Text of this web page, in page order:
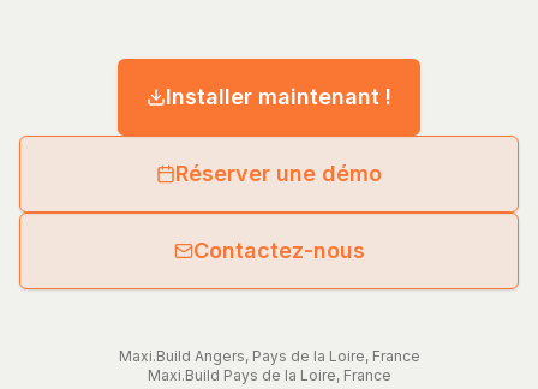
Installer maintenant !
Réserver une démo
Contactez-nous
Maxi.Build Angers, Pays de la Loire, France
Maxi.Build Pays de la Loire, France